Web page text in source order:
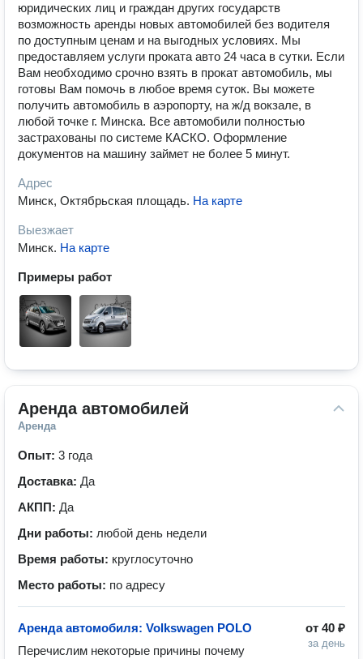
юридических лиц и граждан других государств
возможность аренды новых автомобилей без водителя
по доступным ценам и на выгодных условиях. Мы
предоставляем услуги проката авто 24 часа в сутки. Если
Вам необходимо срочно взять в прокат автомобиль, мы
готовы Вам помочь в любое время суток. Вы можете
получить автомобиль в аэропорту, на ж/д вокзале, в
любой точке г. Минска. Все автомобили полностью
застрахованы по системе КАСКО. Оформление
документов на машину займет не более 5 минут.
Адрес
Минск, Октябрьская площадь. На карте
Выезжает
Минск. На карте
Примеры работ
Аренда автомобилей
Аренда
Опыт: 3 года
Доставка: Да
АКПП: Да
Дни работы: любой день недели
Время работы: круглосуточно
Место работы: по адресу
от 40 ₽
за день
Аренда автомобиля: Volkswagen POLO
Перечислим некоторые причины почему